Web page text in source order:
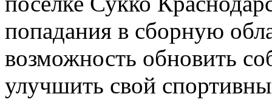
попадания в сборную
возможность обновить
улучшить свой